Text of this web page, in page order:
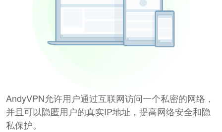
AndyVPN允许用户通过互联网访问一个私密的网络，
并且可以隐匿用户的真实IP地址，提高网络安全和隐
私保护。